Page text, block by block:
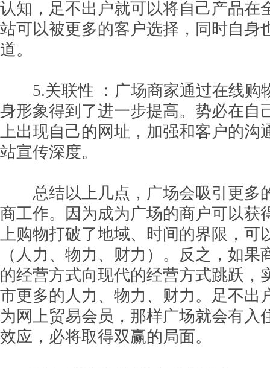
认知，足不出户就可以将自己产品在
站可以被更多的客户选择，同时自身
道。
5.关联性 ：广场商家通过在线购
身形象得到了进一步提高。势必在自
上出现自己的网址，加强和客户的沟
站宣传深度。
总结以上几点，广场会吸引更多
商工作。因为成为广场的商户可以获
上购物打破了地域、时间的界限，可
（人力、物力、财力）。反之，如
的经营方式向现代的经营方式跳跃，
市更多的人力、物力、财力。足不出
为网上贸易会员，那样广场就会有入
效应，必将取得双赢的局面。